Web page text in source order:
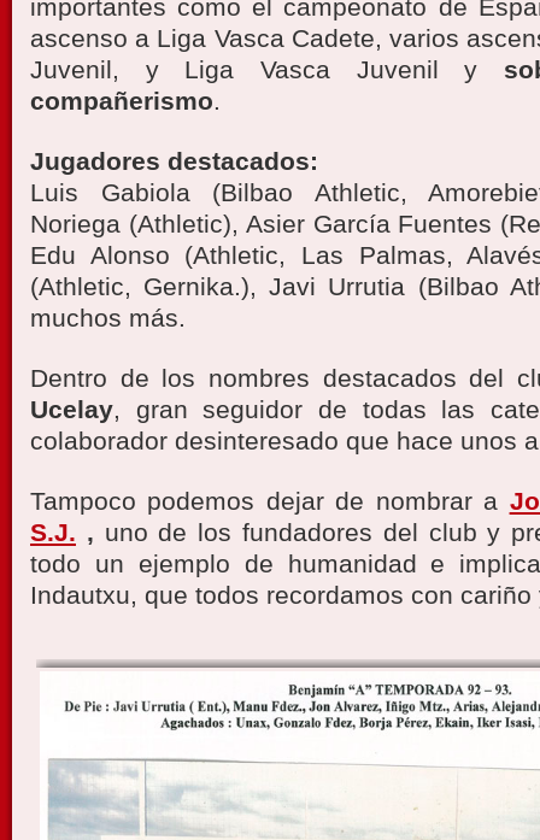
importantes como el campeonato de
ascenso a Liga Vasca Cadete, varios
Juvenil, y Liga Vasca Juvenil y
compañerismo.
Jugadores destacados:
Luis Gabiola (Bilbao Athletic,
Noriega (Athletic), Asier García Fuentes
Edu Alonso (Athletic, Las Palmas,
(Athletic, Gernika.), Javi Urrutia (Bilbao
muchos más.
Dentro de los nombres destacados del
Ucelay, gran seguidor de todas las
colaborador desinteresado que hace unos
Tampoco podemos dejar de nombrar a
S.J. , uno de los fundadores del club y
todo un ejemplo de humanidad e
Indautxu, que todos recordamos con